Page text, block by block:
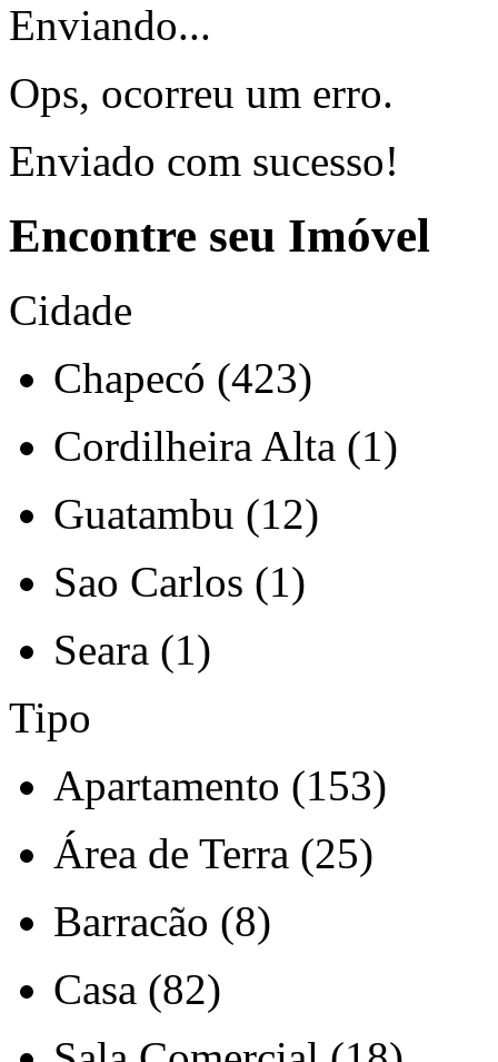
Enviando...
Ops, ocorreu um erro.
Enviado com sucesso!
Encontre seu Imóvel
Cidade
Chapecó (423)
Cordilheira Alta (1)
Guatambu (12)
Sao Carlos (1)
Seara (1)
Tipo
Apartamento (153)
Área de Terra (25)
Barracão (8)
Casa (82)